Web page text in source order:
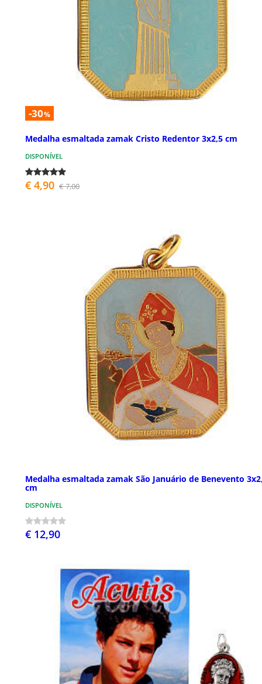
-30%
Medalha esmaltada zamak Cristo Redentor 3x2,5 cm
DISPONÍVEL
€ 4,90 € 7,00
Medalha esmaltada zamak São Januário de Benevento
cm
DISPONÍVEL
€ 12,90